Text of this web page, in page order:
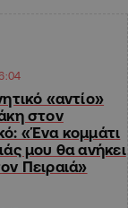
«αντίο»
στον
«Ένα κομμάτι
μου θα ανήκει
Πειραιά»